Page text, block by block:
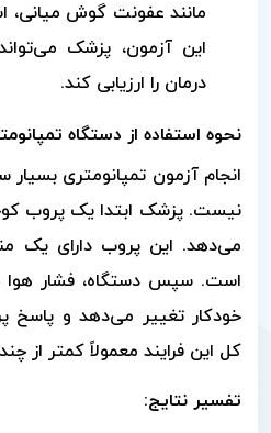
مانند عفونت گوش میانی،
این آزمون، پزشک
درمان را ارزیابی کند.
نحوه استفاده از دستگاه
انجام آزمون تمپانومتری
نیست. پزشک ابتدا یک پروب
می‌دهد. این پروب دارای یک
است. سپس دستگاه، فشار هوا
خودکار تغییر می‌دهد و پاسخ
کل این فرایند معمولاً کمتر از
تفسیر نتایج: